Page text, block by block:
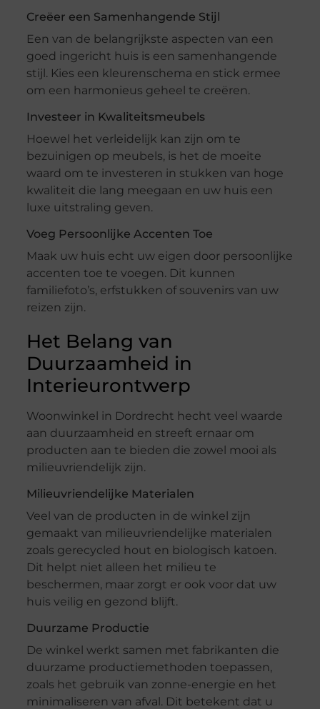
Creëer een Samenhangende Stijl
Een van de belangrijkste aspecten van een
goed ingericht huis is een samenhangende
stijl. Kies een kleurenschema en stick ermee
om een harmonieus geheel te creëren.
Investeer in Kwaliteitsmeubels
Hoewel het verleidelijk kan zijn om te
bezuinigen op meubels, is het de moeite
waard om te investeren in stukken van hoge
kwaliteit die lang meegaan en uw huis een
luxe uitstraling geven.
Voeg Persoonlijke Accenten Toe
Maak uw huis echt uw eigen door persoonlijke
accenten toe te voegen. Dit kunnen
familiefoto’s, erfstukken of souvenirs van uw
reizen zijn.
Het Belang van
Duurzaamheid in
Interieurontwerp
Woonwinkel in Dordrecht hecht veel waarde
aan duurzaamheid en streeft ernaar om
producten aan te bieden die zowel mooi als
milieuvriendelijk zijn.
Milieuvriendelijke Materialen
Veel van de producten in de winkel zijn
gemaakt van milieuvriendelijke materialen
zoals gerecycled hout en biologisch katoen.
Dit helpt niet alleen het milieu te
beschermen, maar zorgt er ook voor dat uw
huis veilig en gezond blijft.
Duurzame Productie
De winkel werkt samen met fabrikanten die
duurzame productiemethoden toepassen,
zoals het gebruik van zonne-energie en het
minimaliseren van afval. Dit betekent dat u